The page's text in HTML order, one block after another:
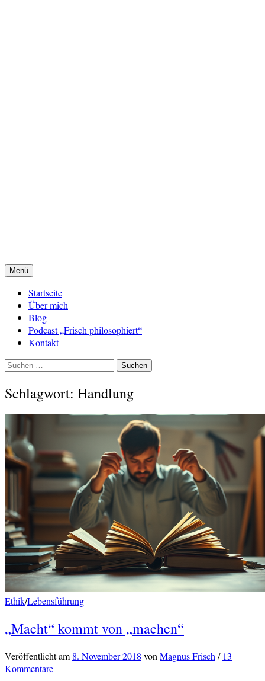
Menü
Startseite
Über mich
Blog
Podcast „Frisch philosophiert“
Kontakt
Suchen
Schlagwort: Handlung
Ethik/Lebensführung
„Macht“ kommt von „machen“
Veröffentlichtam 8. November 2018 von Magnus Frisch / 13
Kommentare